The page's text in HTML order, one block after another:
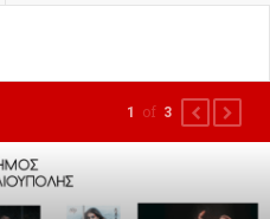
1 of 3 PREVIOUS
NEXT